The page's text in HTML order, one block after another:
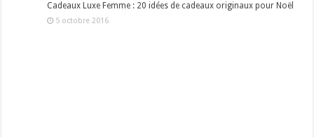
Cadeaux Luxe Femme : 20 idées de cadeaux originaux pour Noël
5 octobre 2016